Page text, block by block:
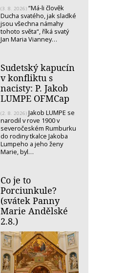
(3. 8. 2026) “Má-li člověk
Ducha svatého, jak sladké
jsou všechna námahy
tohoto světa“, říká svatý
Jan Maria Vianney…
Sudetský kapucín
v konfliktu s
nacisty: P. Jakob
LUMPE OFMCap
(2. 8. 2026) Jakob LUMPE se
narodil v rove 1900 v
severočeském Rumburku
do rodiny tkalce Jakoba
Lumpeho a jeho ženy
Marie, byl…
Co je to
Porciunkule?
(svátek Panny
Marie Andělské
2.8.)